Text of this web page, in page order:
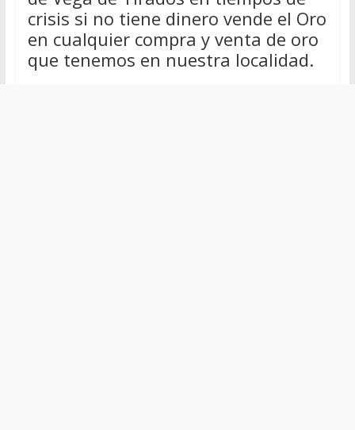
crisis si no tiene dinero vende el Oro
en cualquier compra y venta de oro
que tenemos en nuestra localidad.